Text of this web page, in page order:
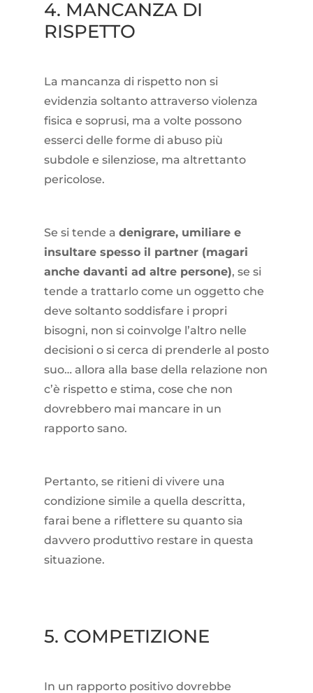
4. MANCANZA DI
RISPETTO
La mancanza di rispetto non si
evidenzia soltanto attraverso violenza
fisica e soprusi, ma a volte possono
esserci delle forme di abuso più
subdole e silenziose, ma altrettanto
pericolose.
Se si tende a denigrare, umiliare e
insultare spesso il partner (magari
anche davanti ad altre persone), se si
tende a trattarlo come un oggetto che
deve soltanto soddisfare i propri
bisogni, non si coinvolge l’altro nelle
decisioni o si cerca di prenderle al posto
suo… allora alla base della relazione non
c’è rispetto e stima, cose che non
dovrebbero mai mancare in un
rapporto sano.
Pertanto, se ritieni di vivere una
condizione simile a quella descritta,
farai bene a riflettere su quanto sia
davvero produttivo restare in questa
situazione.
5. COMPETIZIONE
In un rapporto positivo dovrebbe